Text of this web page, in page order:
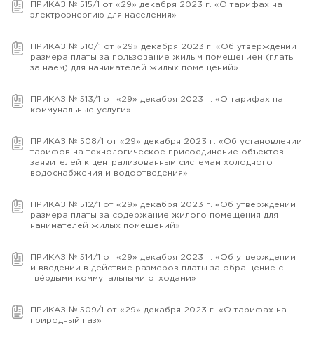
ПРИКАЗ № 515/1 от «29» декабря 2023 г. «О тарифах на
электроэнергию для населения»
ПРИКАЗ № 510/1 от «29» декабря 2023 г. «Об утверждении
размера платы за пользование жилым помещением (платы
за наем) для нанимателей жилых помещений»
ПРИКАЗ № 513/1 от «29» декабря 2023 г. «О тарифах на
коммунальные услуги»
ПРИКАЗ № 508/1 от «29» декабря 2023 г. «Об установлении
тарифов на технологическое присоединение объектов
заявителей к централизованным системам холодного
водоснабжения и водоотведения»
ПРИКАЗ № 512/1 от «29» декабря 2023 г. «Об утверждении
размера платы за содержание жилого помещения для
нанимателей жилых помещений»
ПРИКАЗ № 514/1 от «29» декабря 2023 г. «Об утверждении
и введении в действие размеров платы за обращение с
твёрдыми коммунальными отходами»
ПРИКАЗ № 509/1 от «29» декабря 2023 г. «О тарифах на
природный газ»